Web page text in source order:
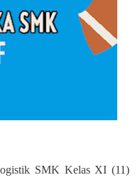
SMK Kelas XI (11)